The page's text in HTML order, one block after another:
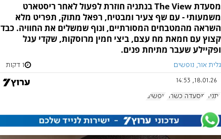
מסעדת The View בנתניה חוזרת לפעול לאחר ריסטארט
משמעותי - עם שף צעיר ומבטיח, רפאל מתוק, תפריט מלא
השראה מהמטבחים המסורתיים, ונוף שמשלים את החוויה. כבד
קצוץ עם חמאת מח עצם, ביצי חמין מרוסקות, שקדי עגל
ופקיילע שעבר מתיחת פנים.
גלית אור, נופשים 1 דקות
18.01.26, 14:53
נתניה מסעדה כשרה נופשים